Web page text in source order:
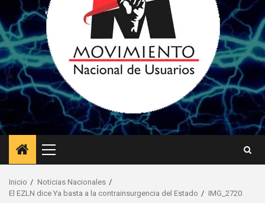
Menú
principal
Inicio
Noticias Nacionales
El EZLN dice Ya basta a la contrainsurgencia del Estado
IMG_2720